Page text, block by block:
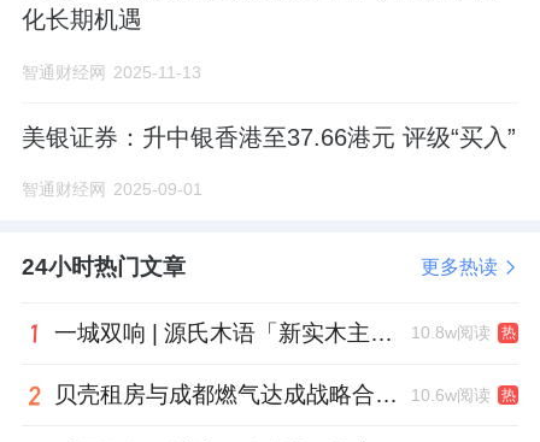
化长期机遇
智通财经网 2025-11-13
美银证券：升中银香港至37.66港元 评级“买入”
智通财经网 2025-09-01
24小时热门文章 更多热读
一城双响 | 源氏木语「新实木主义——黑标生活提案」发布会落地天津，黑标旗舰店盛大启幕 10.8w阅读 热
贝壳租房与成都燃气达成战略合作 打通安全巡检“最后一米” 10.6w阅读 热